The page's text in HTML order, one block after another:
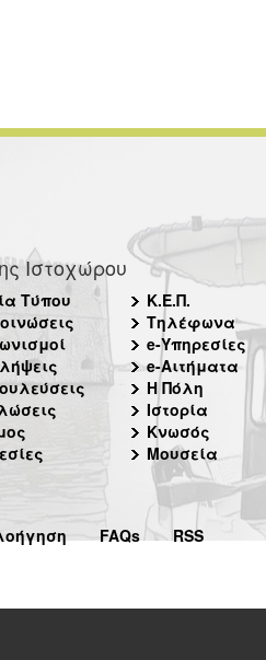
Ιστοχώρου
Τύπου
Κ.Ε.Π.
Τηλέφωνα
e-Υπηρεσίες
e-Αιτήματα
Η Πόλη
Ιστορία
Κνωσός
Μουσεία
FAQs RSS